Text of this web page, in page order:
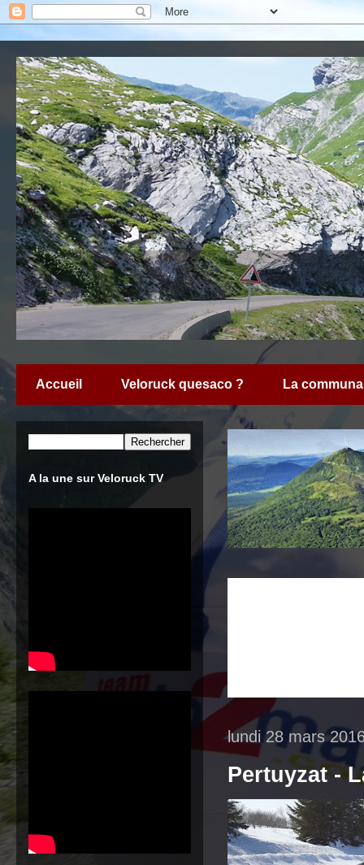
Accueil Veloruck quesaco ? La
lundi 28 mars
Pertuyzat -
A la une sur Veloruck TV